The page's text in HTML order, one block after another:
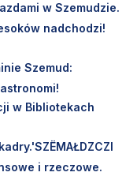
w Szemudzie.
nadchodzi!
Szemud:
w Bibliotekach
i rzeczowe.